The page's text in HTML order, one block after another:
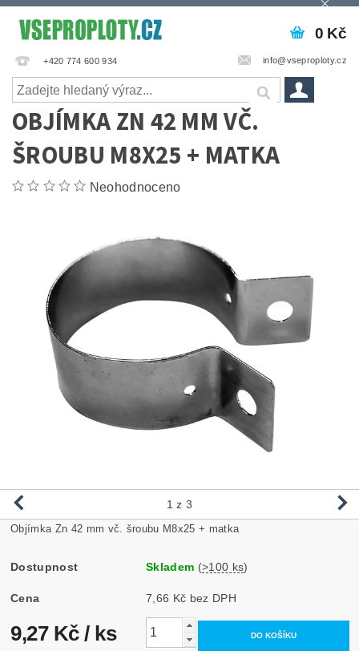
+420 774 600 934 info@vseproploty.cz
0 Kč
OBJÍMKA ZN 42 MM VČ.
ŠROUBU M8X25 + MATKA
Neohodnoceno
1 z 3
Objímka Zn 42 mm vč. šroubu M8x25 + matka
Dostupnost Skladem (>100 ks)
Cena 7,66 Kč bez DPH
9,27 Kč/ ks